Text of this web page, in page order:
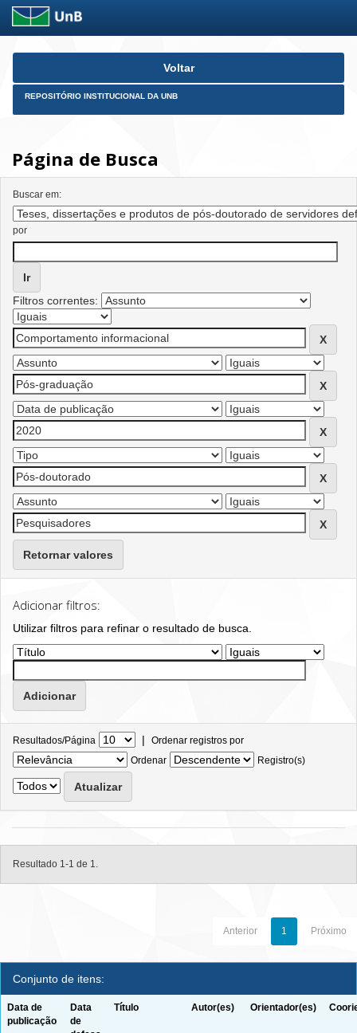
Skip
Voltar
REPOSITÓRIO INSTITUCIONAL DA UNB
Página de Busca
Buscar em:
por
Filtros correntes:
Retornar valores
Adicionar filtros:
Utilizar filtros para refinar o resultado de busca.
Resultados/Página | Ordenar registros por
Ordenar
Registro(s)
Resultado 1-1 de 1.
Anterior 1 Próximo
Conjunto de itens:
Data de
publicação
Data
de
Título Autor(es) Orientador(es)